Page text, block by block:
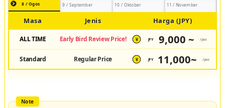
8 / Ogos 9 / September 10 / Oktober 11 / November
Masa Jenis Harga (JPY)
ALL TIME Early Bird Review Price! ¥ JPY 9,000 ~ /pax
Standard Regular Price ¥ JPY 11,000~ /pax